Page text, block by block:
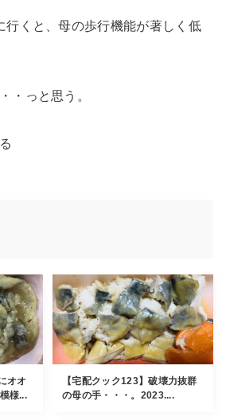
行くと、母の歩行機能が著しく低
・っと思う。
オオ
様...
【宅配クック123】破壊力抜群
の母の手・・・。2023....